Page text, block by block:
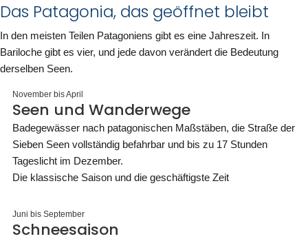
Das Patagonia, das geöffnet bleibt
In den meisten Teilen Patagoniens gibt es eine Jahreszeit. In
Bariloche gibt es vier, und jede davon verändert die Bedeutung
derselben Seen.
November bis April
Seen und Wanderwege
Badegewässer nach patagonischen Maßstäben, die Straße der
Sieben Seen vollständig befahrbar und bis zu 17 Stunden
Tageslicht im Dezember.
Die klassische Saison und die geschäftigste Zeit
Juni bis September
Schneesaison